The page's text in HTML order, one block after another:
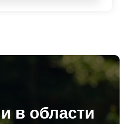
в области